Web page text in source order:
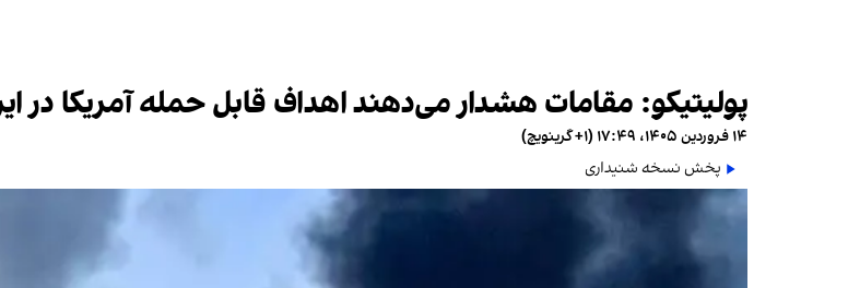
پولیتیکو: مقامات هشدار می‌دهند اهداف قابل حمله آمریکا در
۱۴ فروردین ۱۴۰۵، ۱۷:۴۹ (‎+۱ گرینویچ)
پخش نسخه شنیداری